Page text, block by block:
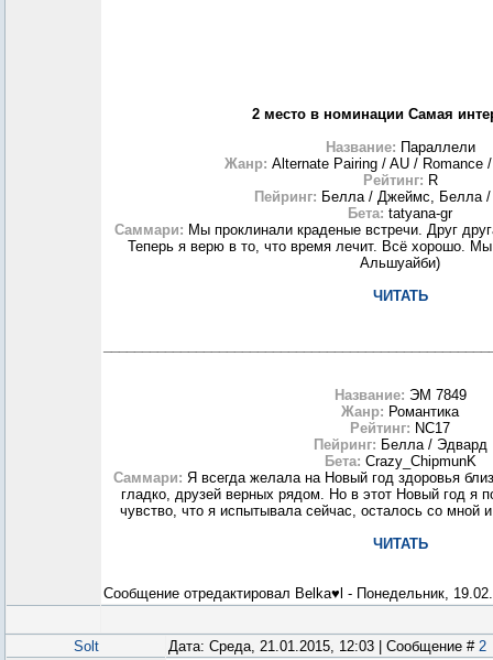
2 место в номинации Самая
Название: Параллели
Жанр: Alternate Pairing / AU / Romance
Рейтинг: R
Пейринг: Белла / Джеймс, Белла
Бета: tatyana-gr
Саммари: Мы проклинали краденые встречи. Друг
Теперь я верю в то, что время лечит. Всё хорошо.
Альшуайби)
ЧИТАТЬ
Название: ЭМ 7849
Жанр: Романтика
Рейтинг: NC17
Пейринг: Белла / Эдвард
Бета: Crazy_ChipmunK
Саммари: Я всегда желала на Новый год здоровья
гладко, друзей верных рядом. Но в этот Новый год я
чувство, что я испытывала сейчас, осталось со мной
ЧИТАТЬ
Сообщение отредактировал Belka♥l - Понедельник,
Solt Дата: Среда, 21.01.2015, 12:03 | Сообщение # 2